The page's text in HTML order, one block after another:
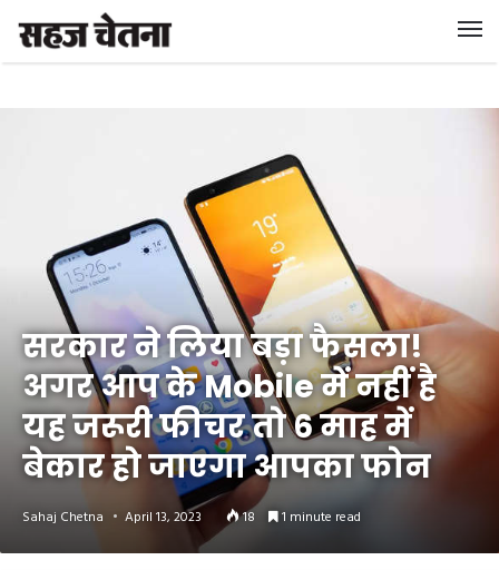
सरकार ने लिया बड़ा फैसला!
अगर आप के Mobile में नहीं है
यह जरूरी फीचर तो 6 माह में
बेकार हो जाएगा आपका फोन
Sahaj Chetna April 13, 2023 18 1 minute read